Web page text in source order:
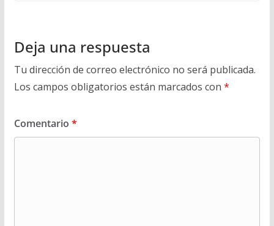
Deja una respuesta
Tu dirección de correo electrónico no será publicada.
Los campos obligatorios están marcados con *
Comentario *